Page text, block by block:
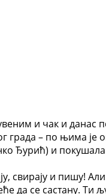
и чак и данас
– по њима је
Ђурић) и
свирају и пишу!
да се састану. Ти